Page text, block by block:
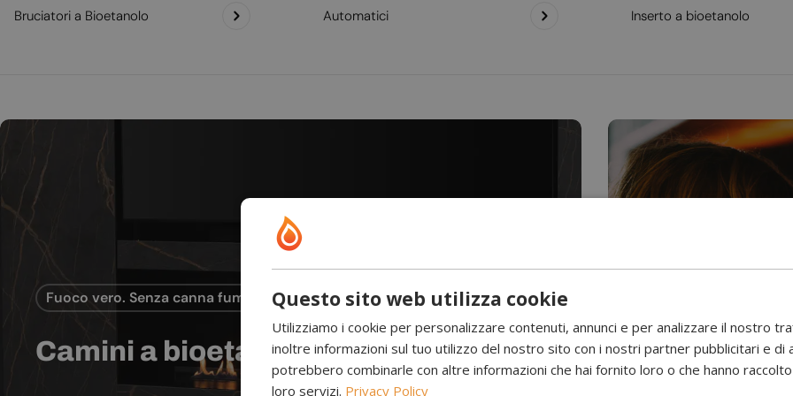
Bruciatori a Bioetanolo Automatici Inserto a bioetanolo
Fuoco vero. Senza canna fumaria.
Camini a bioetanolo Camini a
Questo sito web utilizza cookie
Utilizziamo i cookie per personalizzare contenuti, annunci e per analizzare il nostro
inoltre informazioni sul tuo utilizzo del nostro sito con i nostri partner pubblicitari e di
potrebbero combinarle con altre informazioni che hai fornito loro o che hanno
loro servizi. Privacy Policy